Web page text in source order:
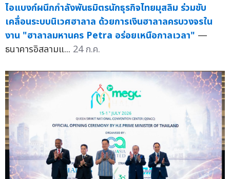
ไอแบงก์ผนึกกำลังพันธมิตรนักธุรกิจไทยมุสลิม ร่วมขับ
เคลื่อนระบบนิเวศฮาลาล ด้วยการเงินฮาลาลครบวงจรใน
งาน "ฮาลาลมหานคร Petra อร่อยเหนือกาลเวลา" —
ธนาคารอิสลามแ... 24 ก.ค.